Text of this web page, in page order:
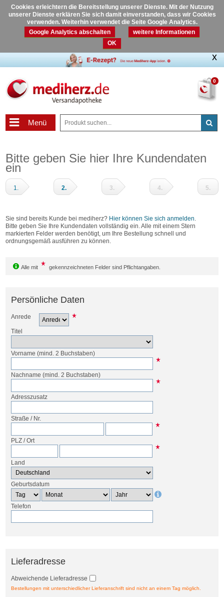
Cookies erleichtern die Bereitstellung unserer Dienste. Mit der Nutzung
unserer Dienste erklären Sie sich damit einverstanden, dass wir Cookies
verwenden. Weiterhin verwendet die Seite Google Analytics.
Google Analytics abschalten
weitere Informationen
OK
0
Menü
Bitte geben Sie hier Ihre Kundendaten
ein
1. 2. 3. 4.
und
Bestellen
5.
Sie sind bereits Kunde bei mediherz? Hier können Sie sich anmelden.
Bitte geben Sie Ihre Kundendaten vollständig ein. Alle mit einem Stern
markierten Felder werden benötigt, um Ihre Bestellung schnell und
ordnungsgemäß ausführen zu können.
Alle mit gekennzeichneten Felder sind Pflichtangaben.
Persönliche Daten
Anrede
Titel
Vorname (mind. 2 Buchstaben)
Nachname (mind. 2 Buchstaben)
Adresszusatz
Straße / Nr.
PLZ/Ort
Land
Geburtsdatum
Telefon
Lieferadresse
Abweichende Lieferadresse
Bestellungen mit unterschiedlicher Lieferanschrift sind nicht an einem Tag möglich.